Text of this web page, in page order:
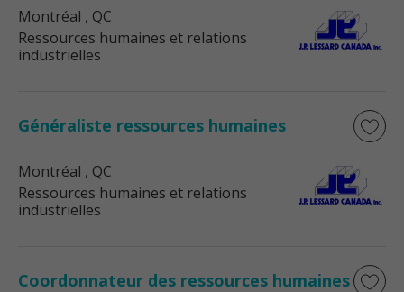
Montréal , QC
Ressources humaines et relations
industrielles
Généraliste ressources humaines
Montréal , QC
Ressources humaines et relations
industrielles
Coordonnateur des ressources humaines